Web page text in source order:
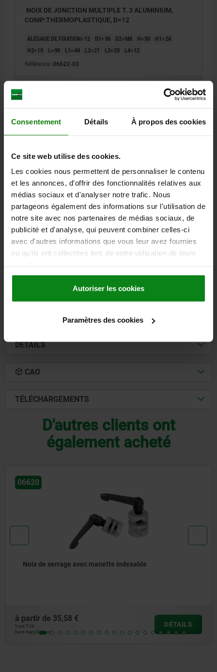
Consentement Détails À propos des cookies
Ce site web utilise des cookies.
Les cookies nous permettent de personnaliser le contenu
et les annonces, d'offrir des fonctionnalités relatives aux
médias sociaux et d'analyser notre trafic. Nous
partageons également des informations sur l'utilisation de
notre site avec nos partenaires de médias sociaux, de
publicité et d'analyse, qui peuvent combiner celles-ci
avec d'autres informations que vous leur avez fournies
ou qu'ils ont collectées lors de votre utilisation de leurs
Autoriser les cookies
Paramètres des cookies
NOIX DE JONCTION MULTIPLE T. 3 ALUMINIUM,
COMP:THERMOPLASTIQUE, D=12
ALÉSAGE DE FIXATION=12 D1=36 D2=M8 H=50
H1=24
H2=15
L=90 L1=44 L2=21 L3=20 L4=12
Référence: 06622-03
DÉTAILS
NOIX DE JONCTION MULTIPLE T. 4 ALUMINIUM,
COMP:THERMOPLASTIQUE, D=16
ALÉSAGE DE FIXATION=16 D1=45 D2=M10 H=75 H1=35,6
H2=20 L=127,2 L1=56 L2=27 L3=24 L4=16
DÉTAILS
CAO
TÉLÉCHARGEMENTS
D'autres clients ont
également acheté
DÉTAILS
Charnière en thermoplastique
15,15 €
hors frais d’envoi